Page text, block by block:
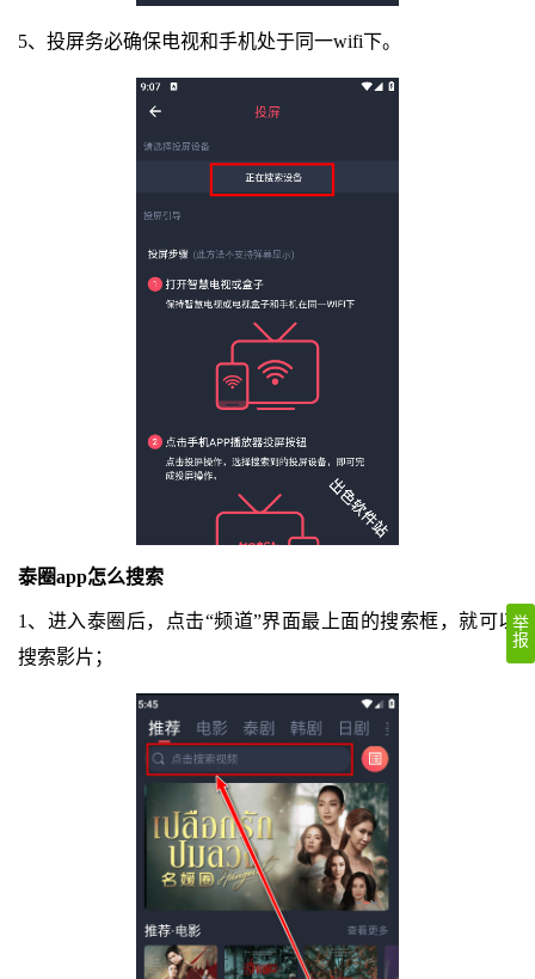
5、投屏务必确保电视和手机处于同一wifi下。
泰圈app怎么搜索
1、进入泰圈后，点击“频道”界面最上面的搜索框，就可以
搜索影片；
举
报